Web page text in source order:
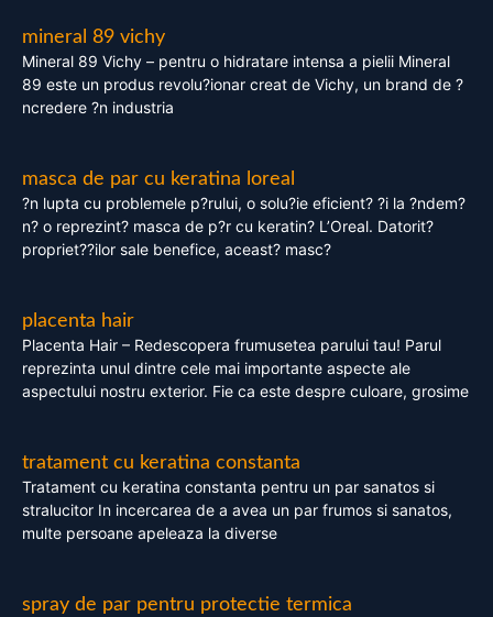
mineral 89 vichy
Mineral 89 Vichy – pentru o hidratare intensa a pielii Mineral
89 este un produs revolu?ionar creat de Vichy, un brand de ?
ncredere ?n industria
masca de par cu keratina loreal
?n lupta cu problemele p?rului, o solu?ie eficient? ?i la ?ndem?
n? o reprezint? masca de p?r cu keratin? L’Oreal. Datorit?
propriet??ilor sale benefice, aceast? masc?
placenta hair
Placenta Hair – Redescopera frumusetea parului tau! Parul
reprezinta unul dintre cele mai importante aspecte ale
aspectului nostru exterior. Fie ca este despre culoare, grosime
tratament cu keratina constanta
Tratament cu keratina constanta pentru un par sanatos si
stralucitor In incercarea de a avea un par frumos si sanatos,
multe persoane apeleaza la diverse
spray de par pentru protectie termica